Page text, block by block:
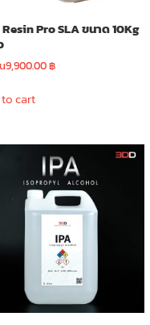
Resin Pro SLA ขนาด 10Kg
9,900.00฿
cart